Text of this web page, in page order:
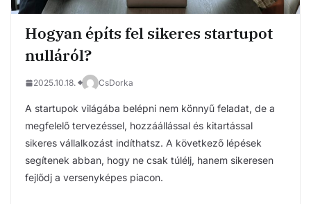
Hogyan építs fel sikeres startupot
nulláról?
2025.10.18. CsDorka
A startupok világába belépni nem könnyű feladat, de a
megfelelő tervezéssel, hozzáállással és kitartással
sikeres vállalkozást indíthatsz. A következő lépések
segítenek abban, hogy ne csak túlélj, hanem sikeresen
fejlődj a versenyképes piacon.